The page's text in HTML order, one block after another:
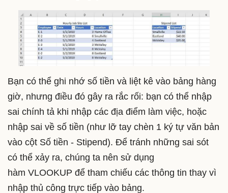
Bạn có thể ghi nhớ số tiền và liệt kê vào bảng hàng
giờ, nhưng điều đó gây ra rắc rối: bạn có thể nhập
sai chính tả khi nhập các địa điểm làm việc, hoặc
nhập sai về số tiền (như lỡ tay chèn 1 ký tự văn bản
vào cột Số tiền - Stipend). Để tránh những sai sót
có thể xảy ra, chúng ta nên sử dụng
hàm VLOOKUP để tham chiếu các thông tin thay vì
nhập thủ công trực tiếp vào bảng.